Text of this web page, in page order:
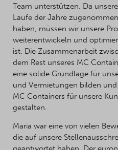
Team unterstützen. Da
Laufe der Jahre
haben, müssen wir unsere
weiterentwickeln und
ist. Die Zusammenarbeit
dem Rest unseres MC
eine solide Grundlage für
und Vermietungen bilden
MC Containers für unsere
gestalten.
Maria war eine von vielen
die auf unsere